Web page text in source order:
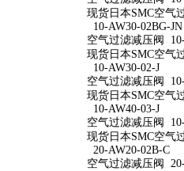
现货日本SMC空气
10-AW30-02BG-JN
空气过滤减压阀
现货日本SMC空气
10-AW30-02-J
空气过滤减压阀
现货日本SMC空气
10-AW40-03-J
空气过滤减压阀
现货日本SMC空气
20-AW20-02B-C
空气过滤减压阀